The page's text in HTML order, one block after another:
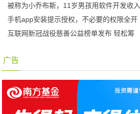
被称为小乔布斯，11岁男孩用软件开发收入
手机app安装提示授权，不必要的权限全开
互联网新冠战役慈善公益榜单发布 轻松筹
广告